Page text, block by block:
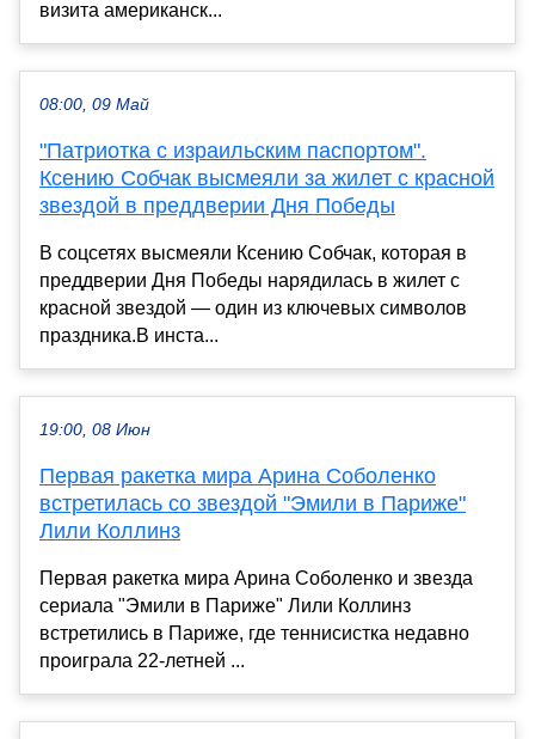
визита американск...
08:00, 09 Май
"Патриотка с израильским паспортом".
Ксению Собчак высмеяли за жилет с красной
звездой в преддверии Дня Победы
В соцсетях высмеяли Ксению Собчак, которая в
преддверии Дня Победы нарядилась в жилет с
красной звездой — один из ключевых символов
праздника.В инста...
19:00, 08 Июн
Первая ракетка мира Арина Соболенко
встретилась со звездой "Эмили в Париже"
Лили Коллинз
Первая ракетка мира Арина Соболенко и звезда
сериала "Эмили в Париже" Лили Коллинз
встретились в Париже, где теннисистка недавно
проиграла 22-летней ...